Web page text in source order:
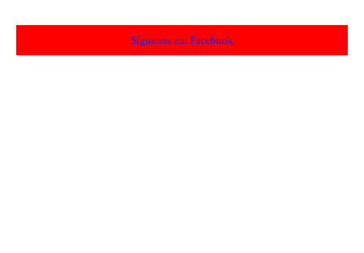
Síguenos en: Facebook